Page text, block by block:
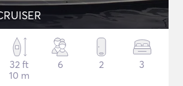
32 ft
10 m
6 2 3